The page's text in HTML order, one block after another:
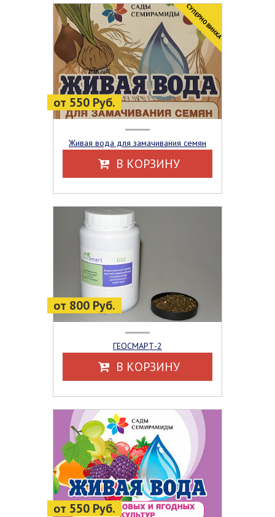
от 550 Руб.
CУПЕРНОВИНКА
Живая вода для замачивания семян
В КОРЗИНУ
от 800 Руб.
ГЕОСМАРТ-2
В КОРЗИНУ
от 550 Руб.